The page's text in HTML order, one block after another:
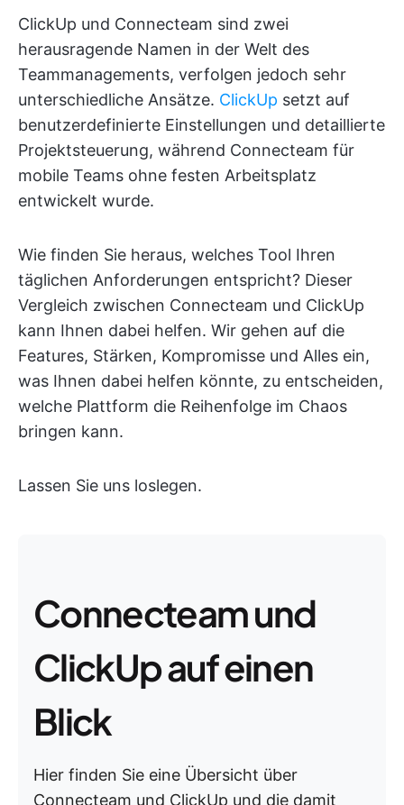
ClickUp und Connecteam sind zwei
herausragende Namen in der Welt des
Teammanagements, verfolgen jedoch sehr
unterschiedliche Ansätze. ClickUp setzt auf
benutzerdefinierte Einstellungen und detaillierte
Projektsteuerung, während Connecteam für
mobile Teams ohne festen Arbeitsplatz
entwickelt wurde.
Wie finden Sie heraus, welches Tool Ihren
täglichen Anforderungen entspricht? Dieser
Vergleich zwischen Connecteam und ClickUp
kann Ihnen dabei helfen. Wir gehen auf die
Features, Stärken, Kompromisse und Alles ein,
was Ihnen dabei helfen könnte, zu entscheiden,
welche Plattform die Reihenfolge im Chaos
bringen kann.
Lassen Sie uns loslegen.
Connecteam und
ClickUp auf einen
Blick
Hier finden Sie eine Übersicht über
Connecteam und ClickUp und die damit